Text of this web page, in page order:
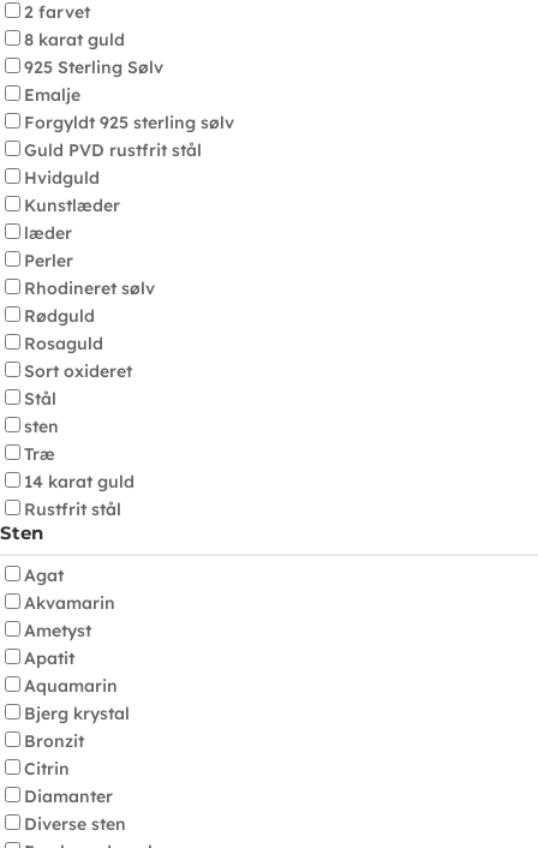
2 farvet
8 karat guld
925 Sterling Sølv
Emalje
Forgyldt 925 sterling sølv
Guld PVD rustfrit stål
Hvidguld
Kunstlæder
læder
Perler
Rhodineret sølv
Rødguld
Rosaguld
Sort oxideret
Stål
sten
Træ
14 karat guld
Rustfrit stål
Sten
Agat
Akvamarin
Ametyst
Apatit
Aquamarin
Bjerg krystal
Bronzit
Citrin
Diamanter
Diverse sten